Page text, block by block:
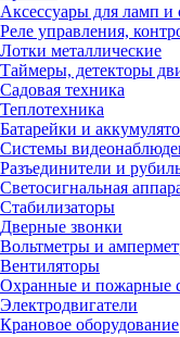
Аксессуары для ламп и
Реле управления,
Лотки металлические
Таймеры, детекторы
Садовая техника
Теплотехника
Батарейки и
Системы
Разъединители и
Светосигнальная
Стабилизаторы
Дверные звонки
Вольтметры и
Вентиляторы
Охранные и пожарные
Электродвигатели
Крановое оборудование